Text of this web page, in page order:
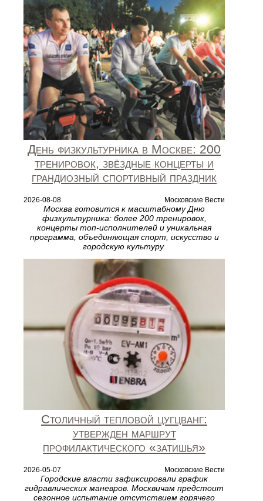
День физкультурника в Москве: 200
тренировок, звёздные концерты и
грандиозный спортивный праздник
2026-08-08 Московские Вести
Москва готовится к масштабному Дню
физкультурника: более 200 тренировок,
концерты топ‑исполнителей и уникальная
программа, объединяющая спорт, искусство и
городскую культуру.
Столичный тепловой цугцванг:
утвержден маршрут
профилактического «затишья»
2026-05-07 Московские Вести
Городские власти зафиксировали график
гидравлических маневров. Москвичам предстоит
сезонное испытание отсутствием горячего